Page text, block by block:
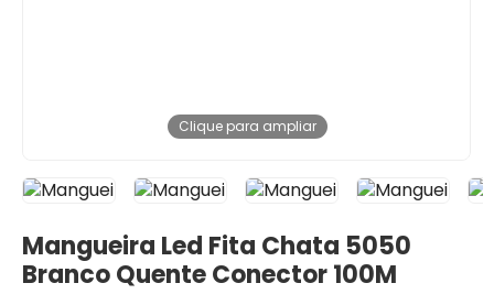
Clique para ampliar
Mangueira Led Fita Chata 5050
Branco Quente Conector 100M